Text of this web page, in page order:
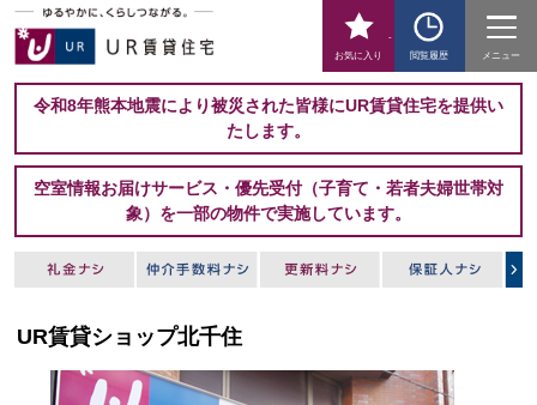
お気に入り
-
閲覧履歴
メニュー
令和8年熊本地震により被災された皆様にUR賃貸住宅を提供い
たします。
空室情報お届けサービス・優先受付（子育て・若者夫婦世帯対
象）を一部の物件で実施しています。
UR賃貸ショップ北千住